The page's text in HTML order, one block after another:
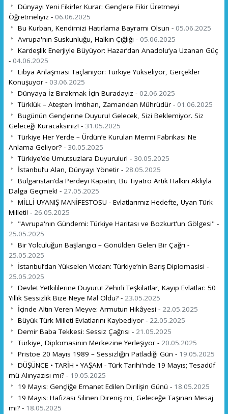
Dünyayı Yeni Fikirler Kurar: Gençlere Fikir Üretmeyi
Öğretmeliyiz - 06.06.2025
Bu Kurban, Kendimizi Hatırlama Bayramı Olsun - 05.06.2025
Avrupa'nın Suskunluğu, Halkın Çığlığı - 05.06.2025
Kardeşlik Enerjiyle Büyüyor: Hazar’dan Anadolu’ya Uzanan Güç
- 04.06.2025
Libya Anlaşması Taçlanıyor: Türkiye Yükseliyor, Gerçekler
Konuşuyor - 03.06.2025
Dünyaya İz Bırakmak İçin Buradayız - 02.06.2025
Türklük – Ateşten İmtihan, Zamandan Mührüdür - 01.06.2025
Bugünün Gençlerine Duyuru! Gelecek, Sizi Beklemiyor. Siz
Geleceği Kuracaksınız! - 31.05.2025
Türkiye Her Yerde – Ürdün’e Kurulan Mermi Fabrikası Ne
Anlama Geliyor? - 30.05.2025
Türkiye’de Umutsuzlara Duyurulur! - 30.05.2025
İstanbul’u Alan, Dünyayı Yönetir - 28.05.2025
Bulgaristan’da Perdeyi Kapatın, Bu Tiyatro Artık Halkın Aklıyla
Dalga Geçmek! - 27.05.2025
MİLLİ UYANIŞ MANİFESTOSU - Evlatlarımız Hedefte, Uyan Türk
Milleti! - 26.05.2025
"Avrupa'nın Gündemi: Türkiye Haritası ve Bozkurt'un Gölgesi" -
25.05.2025
Bir Yolculuğun Başlangıcı – Gönülden Gelen Bir Çağrı -
25.05.2025
İstanbul’dan Yükselen Vicdan: Türkiye’nin Barış Diplomasisi -
25.05.2025
Devlet Yetkililerine Duyuru! Zehirli Teşkilatlar, Kayıp Evlatlar: 50
Yıllık Sessizlik Bize Neye Mal Oldu? - 23.05.2025
İçinde Altın Veren Meyve: Armutun Hikâyesi - 22.05.2025
Büyük Türk Milleti Evlatlarını Kaybediyor - 22.05.2025
Demir Baba Tekkesi: Sessiz Çağrısı - 21.05.2025
Türkiye, Diplomasinin Merkezine Yerleşiyor - 20.05.2025
Pristoe 20 Mayıs 1989 – Sessizliğin Patladığı Gün - 19.05.2025
DÜŞÜNCE • TARİH • YAŞAM - Türk Tarihi'nde 19 Mayıs; Tesadüf
mü Alınyazısı mı? - 19.05.2025
19 Mayıs: Gençliğe Emanet Edilen Dirilişin Günü - 18.05.2025
19 Mayıs: Hafızası Silinen Direniş mi, Geleceğe Taşınan Mesaj
mı? - 18.05.2025